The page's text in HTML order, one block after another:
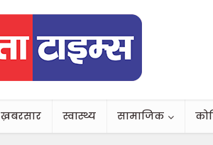
ख़बरसार स्वास्थ्य सामाजिक